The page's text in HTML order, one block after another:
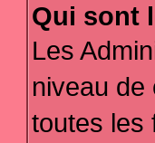
Qui sont
Les
niveau
toutes les